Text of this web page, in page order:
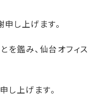
し上げます。
鑑み、仙台オフィス
し上げます。